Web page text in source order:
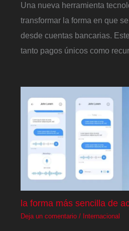
Una nueva herramienta
transformar la forma en que
desde cuentas bancarias.
tanto pagos únicos como
la forma más sencilla de
Deja un comentario / Internacional